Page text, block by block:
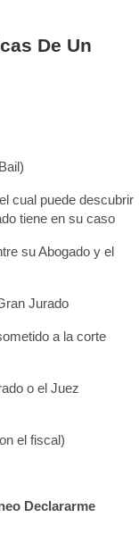
De Un
cual puede descubrir
tiene en su caso
su Abogado y el
Jurado
a la corte
o el Juez
el fiscal)
Declararme